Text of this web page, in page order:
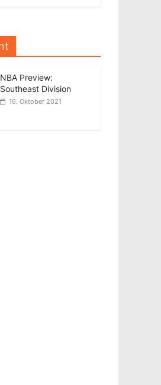
NBA Preview:
Southeast Division
16. Oktober 2021